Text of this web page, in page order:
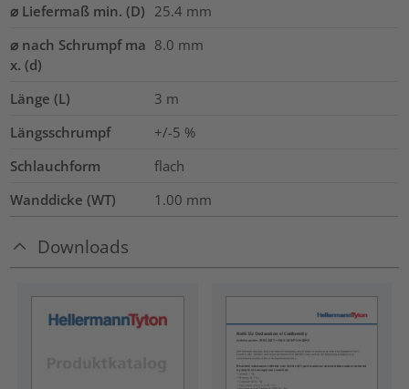
⌀ Liefermaß min. (D) 25.4 mm
⌀ nach Schrumpf ma
x. (d)
8.0 mm
Länge (L) 3 m
Längsschrumpf
+/-5 %
Schlauchform
flach
Wanddicke (WT)
1.00 mm
Downloads